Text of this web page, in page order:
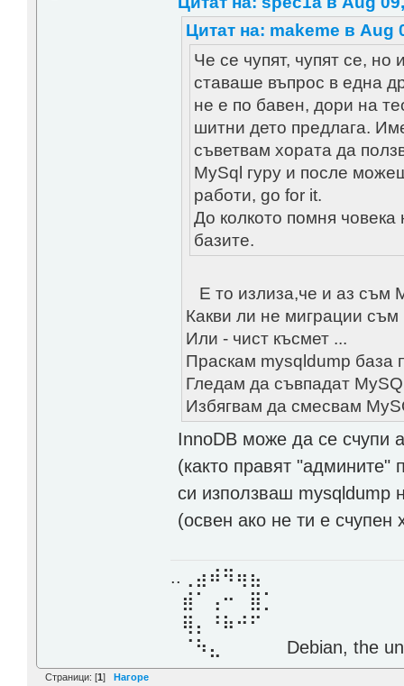
Цитат на: makeme в Aug
Че се чупят, чупят се, но
ставаше въпрос в една
не е по бавен, дори на
шитни дето предлага.
съветвам хората да
MySql гуру и после
работи, go for it.
До колкото помня човека
базите.
Е то излиза,че и аз съм
Какви ли не миграции
Или - чист късмет ...
Праскам mysqldump база
Гледам да съвпадат
Избягвам да смесвам
InnoDB може да се счупи
(както правят "админите"
си използваш mysqldump
(освен ако не ти е счупен
..⢀⣴⠾⠻⢶⣦⠀
⣾⠁⢠⠒⠀⣿⡁
⢿⡄⠘⠷⠚⠋
⠈⠳⣄⠀⠀⠀⠀ Debian, the
Страници: [1] Нагоре